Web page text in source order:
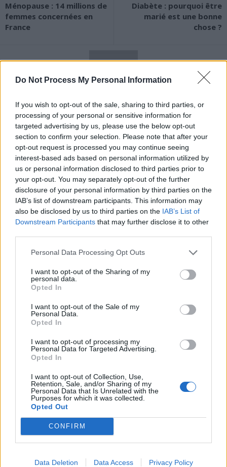
Do Not Process My Personal Information
If you wish to opt-out of the sale, sharing to third parties, or
processing of your personal or sensitive information for
targeted advertising by us, please use the below opt-out
section to confirm your selection. Please note that after your
opt-out request is processed you may continue seeing
interest-based ads based on personal information utilized by
us or personal information disclosed to third parties prior to
your opt-out. You may separately opt-out of the further
disclosure of your personal information by third parties on the
IAB’s list of downstream participants. This information may
also be disclosed by us to third parties on the IAB’s List of
Downstream Participants that may further disclose it to other
Personal Data Processing Opt Outs
I want to opt-out of the Sharing of my
personal data.
Opted In
I want to opt-out of the Sale of my
Personal Data.
Opted In
I want to opt-out of processing my
Personal Data for Targeted Advertising.
Opted In
I want to opt-out of Collection, Use,
Retention, Sale, and/or Sharing of my
Personal Data that Is Unrelated with the
Purposes for which it was collected.
Opted Out
CONFIRM
Data Deletion Data Access Privacy Policy
Ménopause : 14 millions de
femmes concernées en
France
Diabète : pourquoi être
marié est une bonne
chose ?
News Santé
ARTICLES CONNEXES PLUS DE L'AUTEUR
Santé
Canicule : les conseils
cardiologues pour
Santé
Éclipse du 12 août :
lunettes de sécurité
Santé
Un chewing-gum
combattre le cancer
Populaires
Médicament retiré en urgence pour risques graves et données falsifiées
Ce cancer mortel explose chez les personnes nées après 1980 : le
Je suis cardiologue et voici le seul chocolat que je valide : c’est le
meilleur pour le cœur